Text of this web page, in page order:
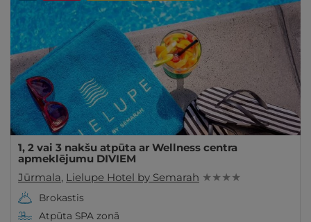
1, 2 vai 3 nakšu atpūta ar Wellness centra
apmeklējumu DIVIEM
Jūrmala, Lielupe Hotel by Semarah ★ ★ ★ ★
Brokastis
Atpūta SPA zonā